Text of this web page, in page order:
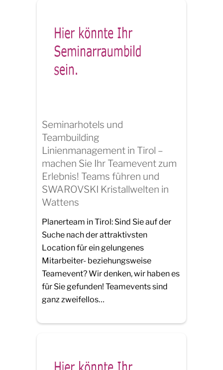
Seminarhotels und
Teambuilding
Linienmanagement in Tirol –
machen Sie Ihr Teamevent zum
Erlebnis! Teams führen und
SWAROVSKI Kristallwelten in
Wattens
Planerteam in Tirol: Sind Sie auf der
Suche nach der attraktivsten
Location für ein gelungenes
Mitarbeiter- beziehungsweise
Teamevent? Wir denken, wir haben es
für Sie gefunden! Teamevents sind
ganz zweifellos…